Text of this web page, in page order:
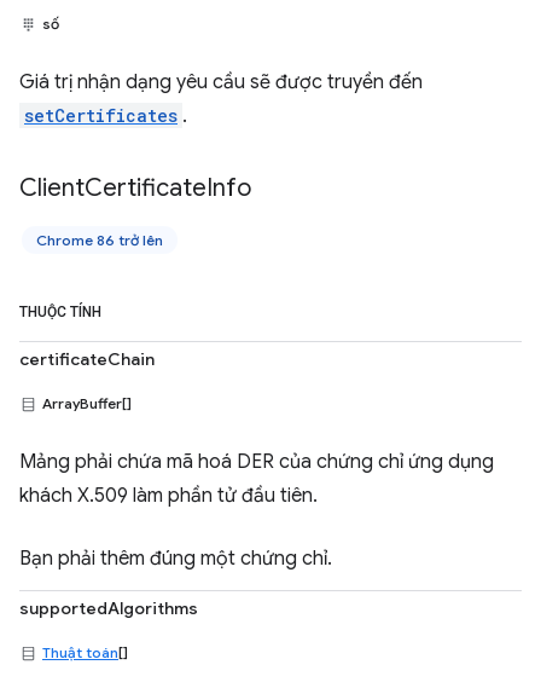
số
Giá trị nhận dạng yêu cầu sẽ được truyền đến
setCertificates .
ClientCertificateInfo
Chrome 86 trở lên
THUỘC TÍNH
certificateChain
ArrayBuffer[]
Mảng phải chứa mã hoá DER của chứng chỉ ứng dụng
khách X.509 làm phần tử đầu tiên.
Bạn phải thêm đúng một chứng chỉ.
supportedAlgorithms
Thuật toán[]